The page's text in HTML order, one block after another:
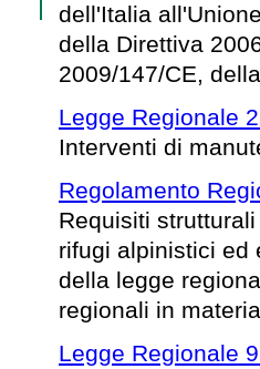
dell'Italia
della Direttiva
2009/147/CE,
Legge Regionale
Interventi di
Regolamento
Requisiti
rifugi alpinistici ed
della legge
regionali in
Legge Regionale